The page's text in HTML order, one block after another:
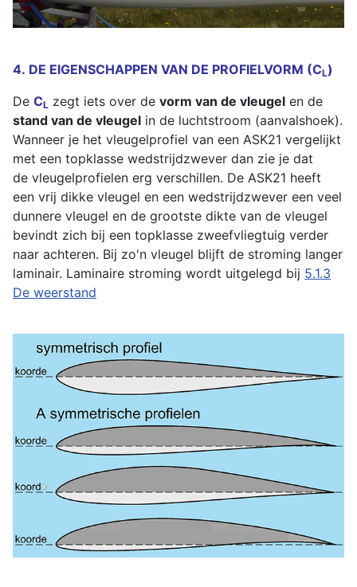
4. DE EIGENSCHAPPEN VAN DE PROFIELVORM (CL)
De CL zegt iets over de vorm van de vleugel en de
stand van de vleugel in de luchtstroom (aanvalshoek).
Wanneer je het vleugelprofiel van een ASK21 vergelijkt
met een topklasse wedstrijdzwever dan zie je dat
de vleugelprofielen erg verschillen. De ASK21 heeft
een vrij dikke vleugel en een wedstrijdzwever een veel
dunnere vleugel en de grootste dikte van de vleugel
bevindt zich bij een topklasse zweefvliegtuig verder
naar achteren. Bij zo'n vleugel blijft de stroming langer
laminair. Laminaire stroming wordt uitgelegd bij 5.1.3
De weerstand